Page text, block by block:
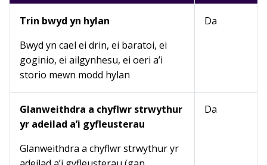
Trin bwyd yn hylan
Bwyd yn cael ei drin, ei baratoi, ei
goginio, ei ailgynhesu, ei oeri a’i
storio mewn modd hylan
Da
Glanweithdra a chyflwr strwythur
yr adeilad a’i gyfleusterau
Glanweithdra a chyflwr strwythur yr
Da